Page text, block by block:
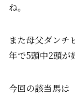
ね。
また母父ダンチ
年で5頭中2頭が
今回の該当馬は